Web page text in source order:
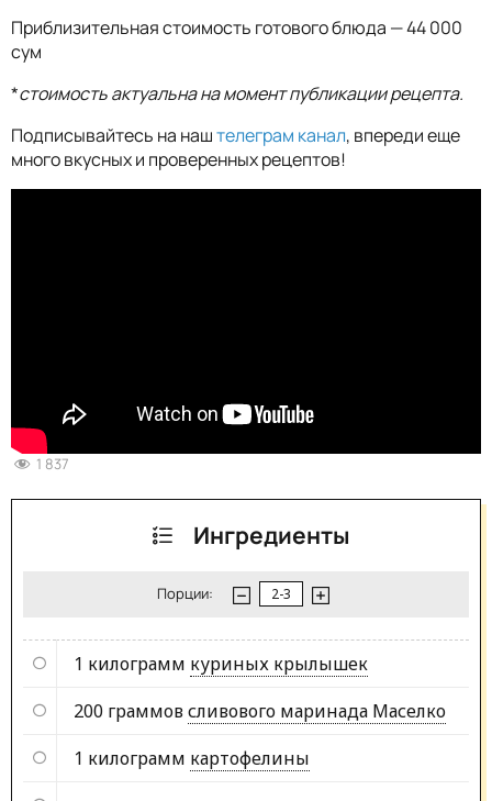
Приблизительная стоимость готового блюда — 44 000
сум
*стоимость актуальна на момент публикации рецепта.
Подписывайтесь на наштелеграм канал, впереди еще
много вкусных и проверенных рецептов!
1 837
Ингредиенты
Порции:
1 килограмм куриных крылышек
200 граммовсливового маринада Маселко
1 килограмм картофелины